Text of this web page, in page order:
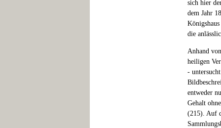
sich hier
dem Jahr
die
Anhand
heiligen
-
entweder
Gehalt
(215). Auf